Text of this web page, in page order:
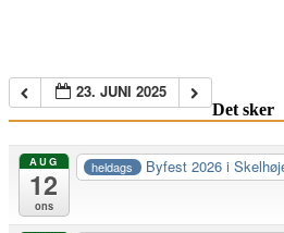
23. JUNI 2025
Det sker
AUG
12
ons
heldags Byfest 2026 i